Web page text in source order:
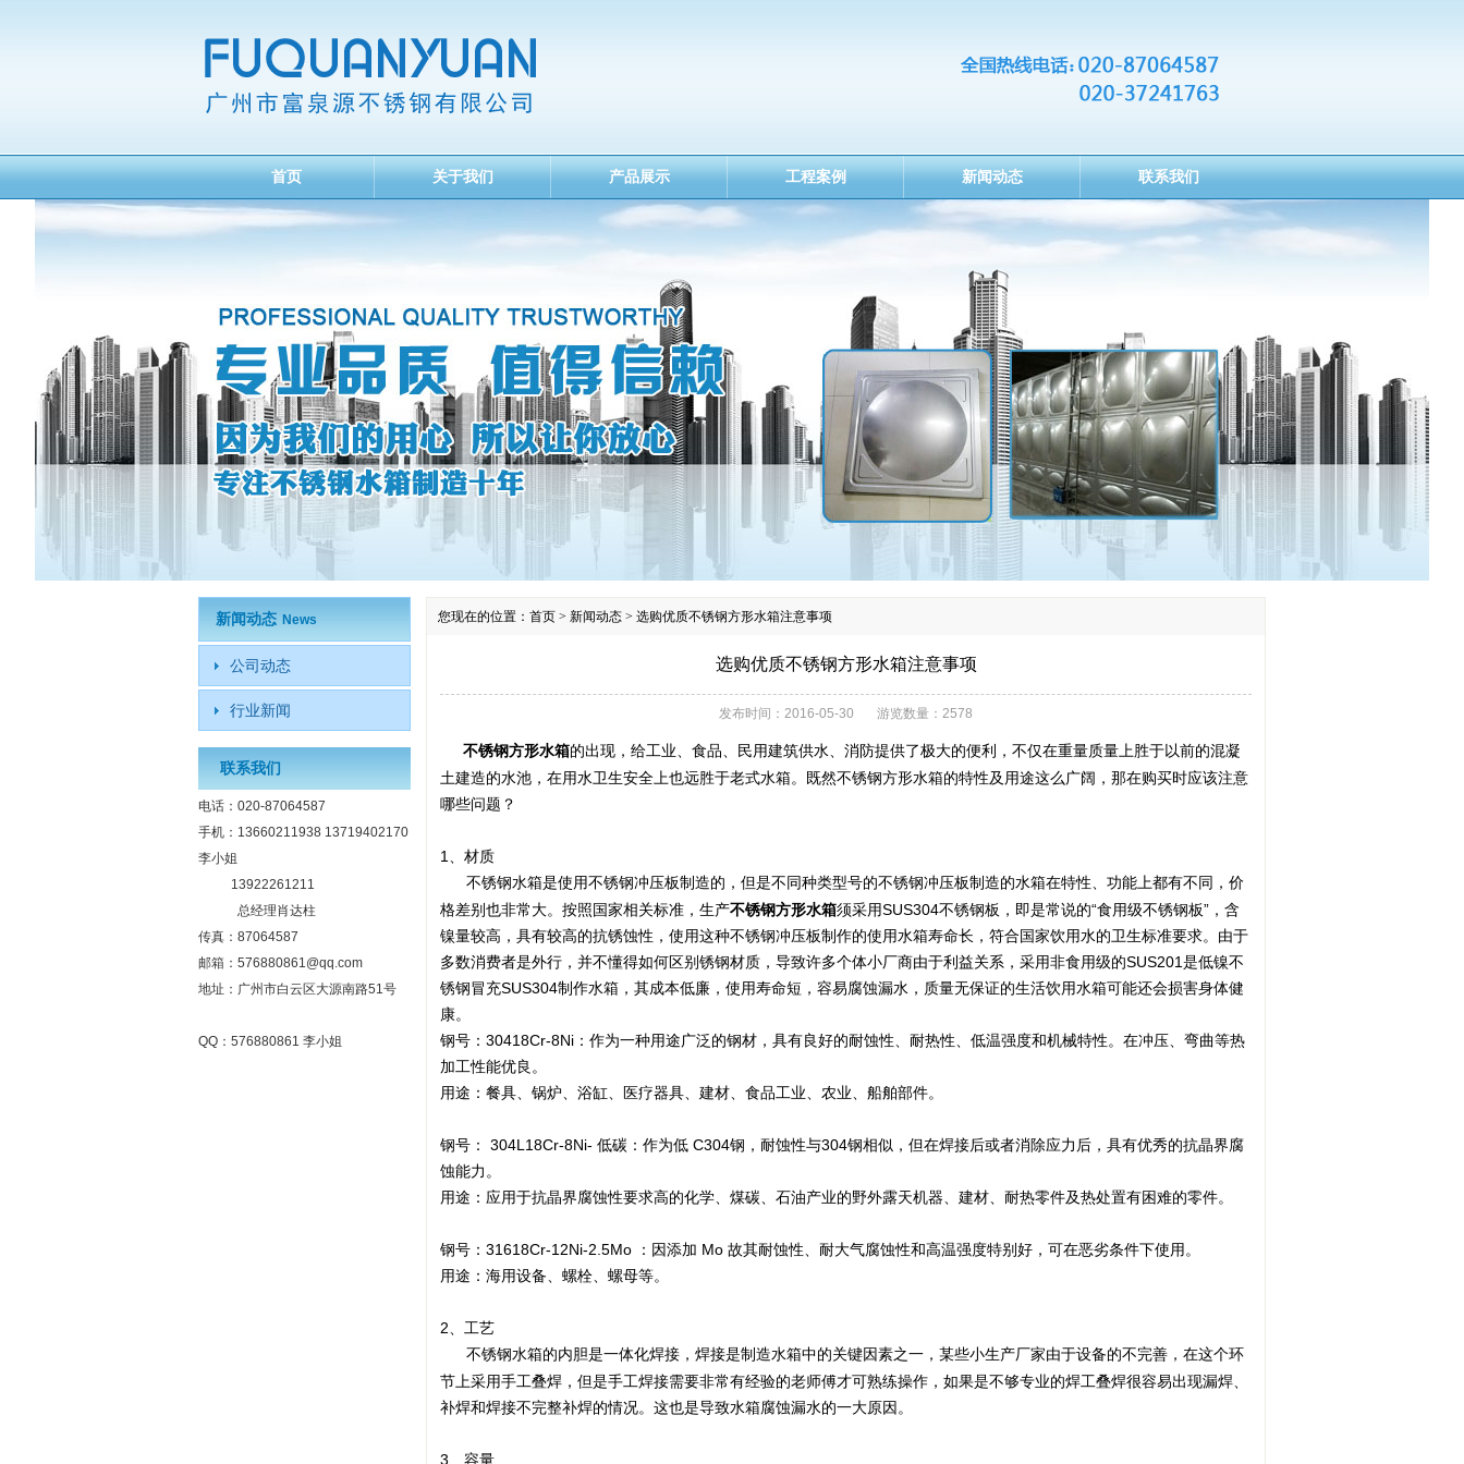
首页 关于我们 产品展示 工程案例 新闻动态 联系我们
您现在的位置： 首页 > 新闻动态 > 选购优质不锈钢方形水箱注意事项
选购优质不锈钢方形水箱注意事项
发布时间： 2016-05-30 游览数量： 2578
不锈钢方形水箱的出现，给工业、食品、民用建筑供水、消防提供了极大的便利，不仅在重量质量上胜于以前的混凝
土建造的水池，在用水卫生安全上也远胜于老式水箱。既然不锈钢方形水箱的特性及用途这么广阔，那在购买时应该注意
哪些问题？
1、材质
不锈钢水箱是使用不锈钢冲压板制造的，但是不同种类型号的不锈钢冲压板制造的水箱在特性、功能上都有不同，价
格差别也非常大。按照国家相关标准，生产不锈钢方形水箱须采用SUS304不锈钢板，即是常说的“食用级不锈钢板”，含
镍量较高，具有较高的抗锈蚀性，使用这种不锈钢冲压板制作的使用水箱寿命长，符合国家饮用水的卫生标准要求。由于
多数消费者是外行，并不懂得如何区别锈钢材质，导致许多个体小厂商由于利益关系，采用非食用级的SUS201是低镍不
锈钢冒充SUS304制作水箱，其成本低廉，使用寿命短，容易腐蚀漏水，质量无保证的生活饮用水箱可能还会损害身体健
康。
钢号：30418Cr-8Ni：作为一种用途广泛的钢材，具有良好的耐蚀性、耐热性、低温强度和机械特性。在冲压、弯曲等热
加工性能优良。
用途：餐具、锅炉、浴缸、医疗器具、建材、食品工业、农业、船舶部件。
钢号： 304L18Cr-8Ni- 低碳：作为低 C304钢，耐蚀性与304钢相似，但在焊接后或者消除应力后，具有优秀的抗晶界腐
蚀能力。
用途：应用于抗晶界腐蚀性要求高的化学、煤碳、石油产业的野外露天机器、建材、耐热零件及热处置有困难的零件。
钢号：31618Cr-12Ni-2.5Mo ：因添加 Mo 故其耐蚀性、耐大气腐蚀性和高温强度特别好，可在恶劣条件下使用。
用途：海用设备、螺栓、螺母等。
2、工艺
不锈钢水箱的内胆是一体化焊接，焊接是制造水箱中的关键因素之一，某些小生产厂家由于设备的不完善，在这个环
节上采用手工叠焊，但是手工焊接需要非常有经验的老师傅才可熟练操作，如果是不够专业的焊工叠焊很容易出现漏焊、
补焊和焊接不完整补焊的情况。这也是导致水箱腐蚀漏水的一大原因。
3、容量
新闻动态 News
公司动态
行业新闻
联系我们
电话：020-87064587
手机：13660211938 13719402170
李小姐
13922261211
总经理肖达柱
传真：87064587
邮箱：576880861@qq.com
地址：广州市白云区大源南路51号
QQ：576880861 李小姐